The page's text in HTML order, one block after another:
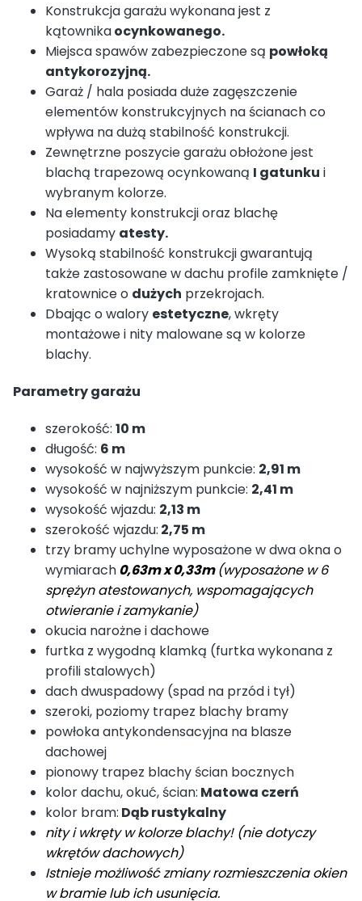
Konstrukcja garażu wykonana jest z
kątownikaocynkowanego.
Miejsca spawów zabezpieczone są powłoką
antykorozyjną.
Garaż / hala posiada duże zagęszczenie
elementów konstrukcyjnych na ścianach co
wpływa na dużą stabilność konstrukcji.
Zewnętrzne poszycie garażu obłożone jest
blachą trapezową ocynkowaną I gatunku i
wybranym kolorze.
Na elementy konstrukcji oraz blachę
posiadamy atesty.
Wysoką stabilność konstrukcji gwarantują
także zastosowane w dachu profile zamknięte /
kratownice o dużych przekrojach.
Dbając o walory estetyczne, wkręty
montażowe i nity malowane są w kolorze
blachy.
Parametry garażu
szerokość: 10 m
długość: 6 m
wysokość w najwyższym punkcie: 2,91 m
wysokość w najniższym punkcie: 2,41 m
wysokość wjazdu: 2,13 m
szerokość wjazdu: 2,75 m
trzy bramy uchylne wyposażone w dwa okna o
wymiarach0,63m x 0,33m(wyposażone w 6
sprężyn atestowanych, wspomagających
otwieranie i zamykanie)
okucia narożne i dachowe
furtka z wygodną klamką (furtka wykonana z
profili stalowych)
dach dwuspadowy (spad na przód i tył)
szeroki, poziomy trapez blachy bramy
powłoka antykondensacyjna na blasze
dachowej
pionowy trapez blachy ścian bocznych
kolor dachu, okuć, ścian: Matowa czerń
kolor bram: Dąb rustykalny
nity i wkręty w kolorze blachy! (nie dotyczy
wkrętów dachowych)
Istnieje możliwość zmiany rozmieszczenia okien
w bramie lub ich usunięcia.